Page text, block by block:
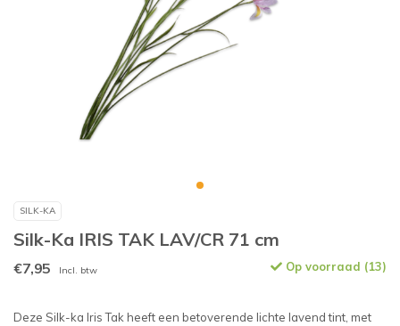
SILK-KA
Silk-Ka IRIS TAK LAV/CR 71 cm
€7,95 Incl. btw Op voorraad (13)
Deze Silk-ka Iris Tak heeft een betoverende lichte lavend tint, met